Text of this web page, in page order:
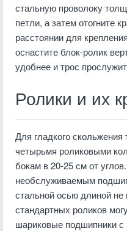
стальную проволоку
петли, а затем отогните
расстоянии для
оснастите блок-ролик
удобнее и трос
Ролики и их
Для гладкого
четырьмя роликовыми
бокам в 20-25 см от
необслуживаемым
стальной осью длиной
стандартных роликов
шариковые подшипники